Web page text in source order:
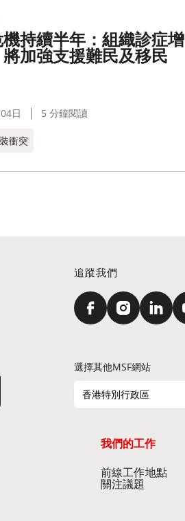
持續半年：組織診症增
加強支援難民及移民
日 5 分鐘閱讀
衝突
追蹤我們
選擇其他MSF網站
香港特別行政區
我們的工作
前線工作地點​
關注議題